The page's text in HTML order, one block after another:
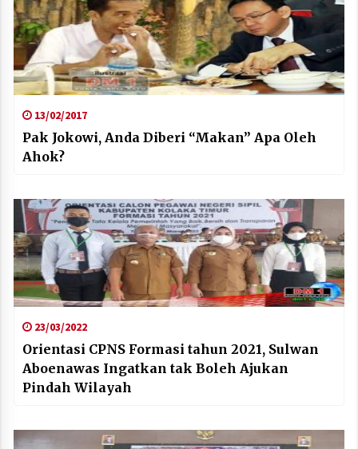
13/02/2017
Pak Jokowi, Anda Diberi “Makan” Apa Oleh
Ahok?
23/03/2022
Orientasi CPNS Formasi tahun 2021, Sulwan
Aboenawas Ingatkan tak Boleh Ajukan
Pindah Wilayah